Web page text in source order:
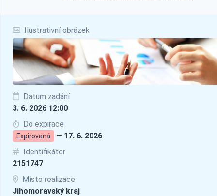
Ilustrativní obrázek
Datum zadání
3. 6. 2026 12:00
Do expirace
Expirovaná — 17. 6. 2026
Identifikátor
2151747
Místo realizace
Jihomoravský kraj